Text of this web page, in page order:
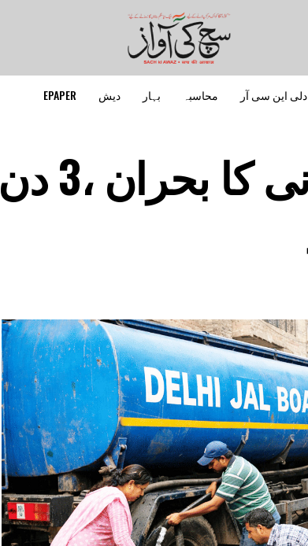
دلی این سی آر محاسبہ بہار دیش EPAPER
دہلی میں پینے کے پانی کا بحران ،3 دن